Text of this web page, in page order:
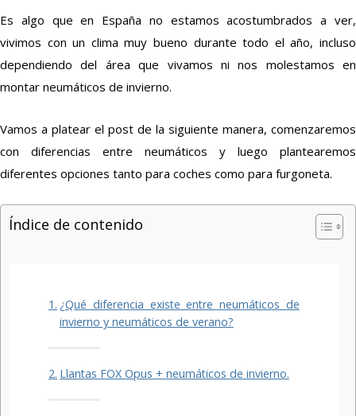
Es algo que en España no estamos acostumbrados a ver,
vivimos con un clima muy bueno durante todo el año, incluso
dependiendo del área que vivamos ni nos molestamos en
montar neumáticos de invierno.
Vamos a platear el post de la siguiente manera, comenzaremos
con diferencias entre neumáticos y luego plantearemos
diferentes opciones tanto para coches como para furgoneta.
Índice de contenido
¿Qué diferencia existe entre neumáticos de
invierno y neumáticos de verano?
Llantas FOX Opus + neumáticos de invierno.